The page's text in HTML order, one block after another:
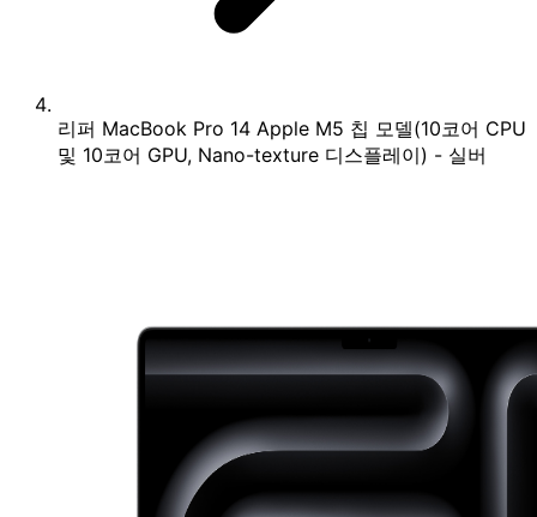
리퍼 MacBook Pro 14 Apple M5 칩 모델(10코어 CPU
및 10코어 GPU, Nano-texture 디스플레이) - 실버